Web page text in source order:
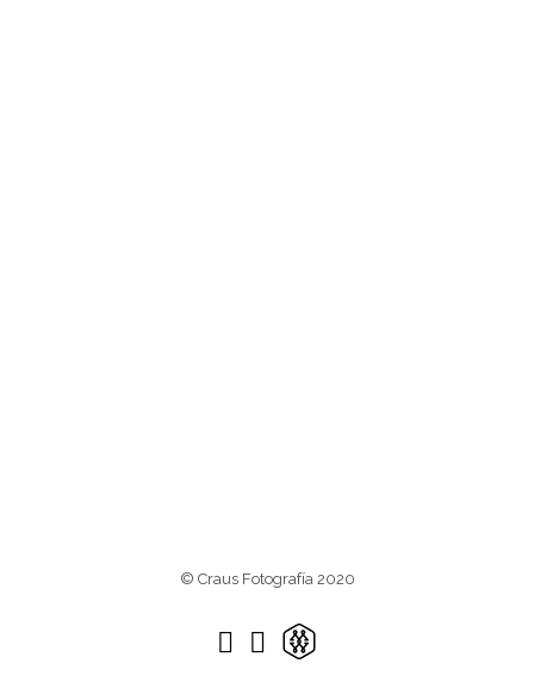
© Craus Fotografía 2020